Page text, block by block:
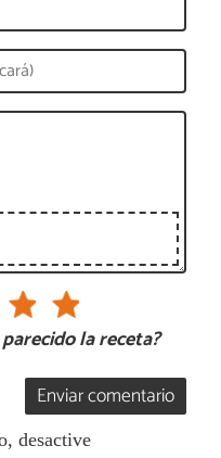
la receta?
Enviar comentario
desactive